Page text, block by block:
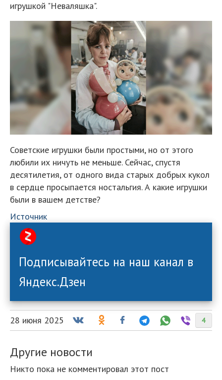
игрушкой "Неваляшка".
Советские игрушки были простыми, но от этого
любили их ничуть не меньше. Сейчас, спустя
десятилетия, от одного вида старых добрых кукол
в сердце просыпается ностальгия. А какие игрушки
были в вашем детстве?
Источник
Подписывайтесь на наш канал в
Яндекс.Дзен
4
28 июня 2025
Другие новости
Никто пока не комментировал этот пост